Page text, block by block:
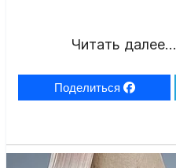
Читать далее...
Поделиться